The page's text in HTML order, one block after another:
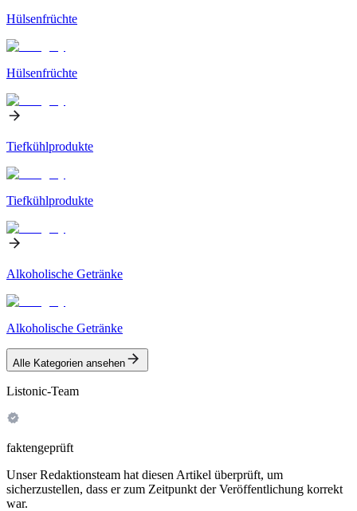
Hülsenfrüchte
Hülsenfrüchte
Tiefkühlprodukte
Tiefkühlprodukte
Alkoholische Getränke
Alkoholische Getränke
Alle Kategorien ansehen
Listonic-Team
faktengeprüft
Unser Redaktionsteam hat diesen Artikel überprüft, um
sicherzustellen, dass er zum Zeitpunkt der Veröffentlichung korrekt
war.